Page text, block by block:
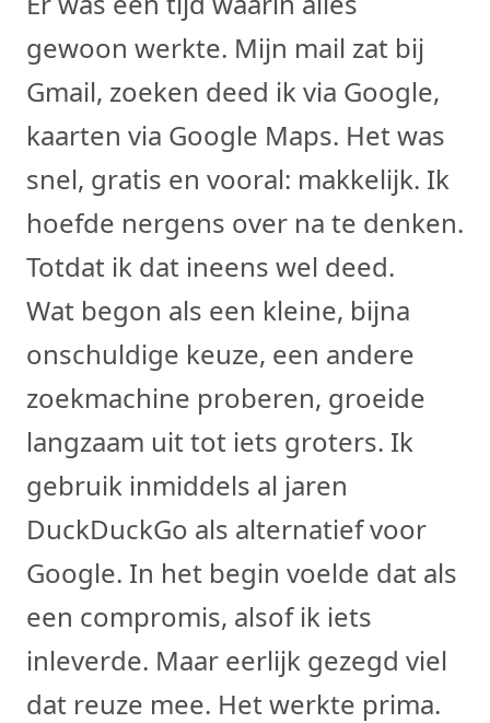
gewoon werkte. Mijn mail zat bij
Gmail, zoeken deed ik via Google,
kaarten via Google Maps. Het was
snel, gratis en vooral: makkelijk. Ik
hoefde nergens over na te denken.
Totdat ik dat ineens wel deed.
Wat begon als een kleine, bijna
onschuldige keuze, een andere
zoekmachine proberen, groeide
langzaam uit tot iets groters. Ik
gebruik inmiddels al jaren
DuckDuckGo als alternatief voor
Google. In het begin voelde dat als
een compromis, alsof ik iets
inleverde. Maar eerlijk gezegd viel
dat reuze mee. Het werkte prima.